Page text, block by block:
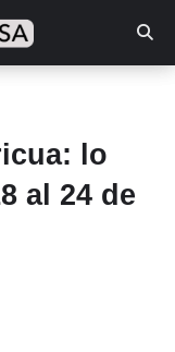
lo
al 24 de